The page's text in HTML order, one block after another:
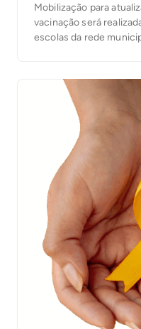
Mobilização para
vacinação será
escolas da rede